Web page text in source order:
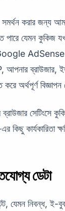
করার জন্য
যেমন কুকিজ
AdSense
ব্রাউজার,
অর্থপূর্ণ বিজ্ঞাপন
সেটিংসে
কার্যকারিতা
ডেটা
যেমন নিবন্ধ, ই-